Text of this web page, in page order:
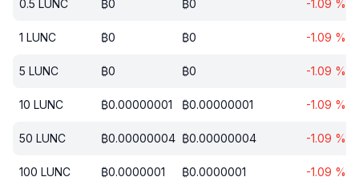
0.5 LUNC ₿0 ₿0 -1.09 %
1 LUNC ₿0 ₿0 -1.09 %
5 LUNC ₿0 ₿0 -1.09 %
10 LUNC ₿0.00000001 ₿0.00000001 -1.09 %
50 LUNC ₿0.00000004 ₿0.00000004 -1.09 %
100 LUNC ₿0.0000001 ₿0.0000001 -1.09 %